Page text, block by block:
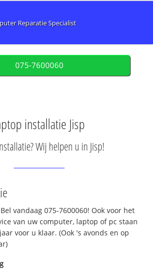
Reparatie Specialist
075-7600060
installatie Jisp
Wij helpen u in Jisp!
vandaag 075-7600060! Ook voor het
van uw computer, laptop of pc staan
voor u klaar. (Ook 's avonds en op